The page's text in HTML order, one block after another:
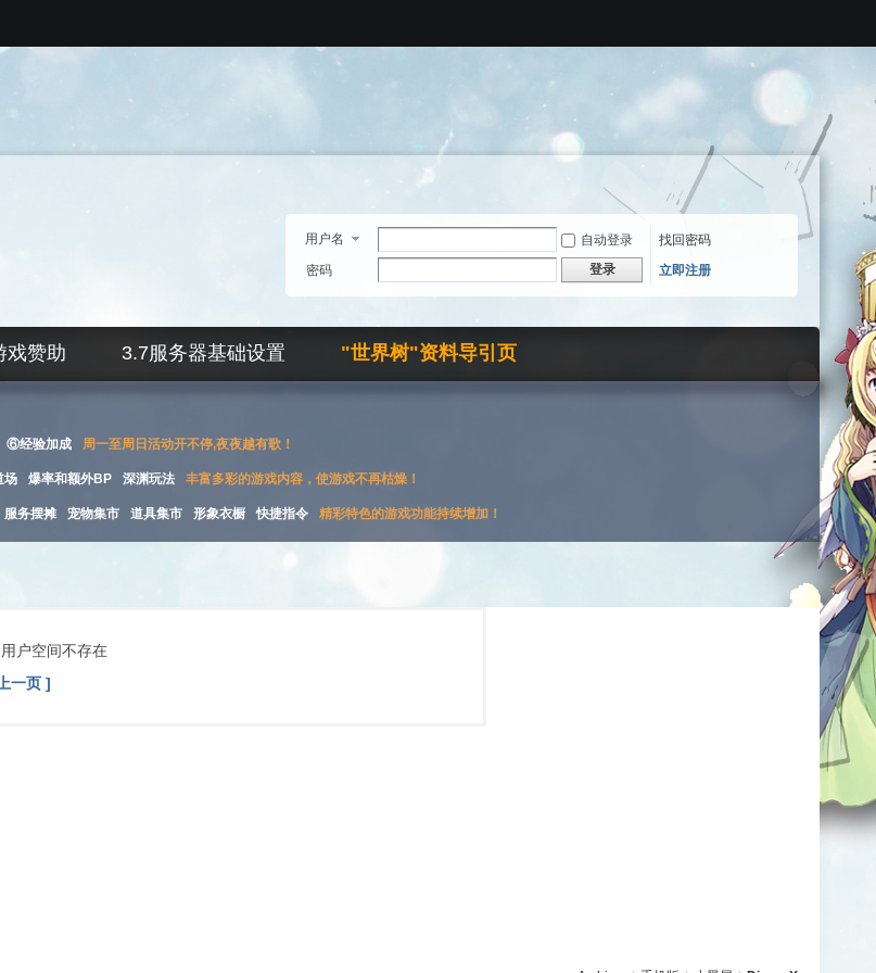
用户名 自动登录
找回密码
密码
登录 立即注册
戏赞助 3.7服务器基础设置 "世界树"资料导引页
⑥经验加成 周一至周日活动开不停,夜夜越有歌！
场 爆率和额外BP 深渊玩法 丰富多彩的游戏内容，使游戏不再枯燥！
服务摆摊 宠物集市 道具集市 形象衣橱 快捷指令 精彩特色的游戏功能持续增加！
户空间不存在
一页 ]